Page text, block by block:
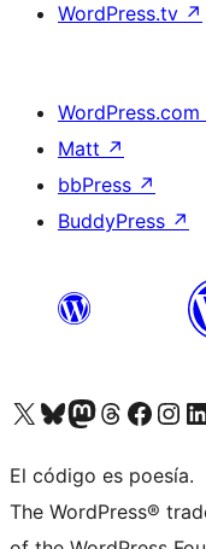
WordPress.tv ↗
WordPress.com
Matt ↗
bbPress ↗
BuddyPress ↗
Visita nuestra cuenta de X (anteriormente Twitter)
Visita nuestra cuenta de Bluesky
Visita nuestra cuenta de Mastodon
Visita nuestra cuenta de
Visita nuestra
Visita
El código es poesía.
The WordPress®